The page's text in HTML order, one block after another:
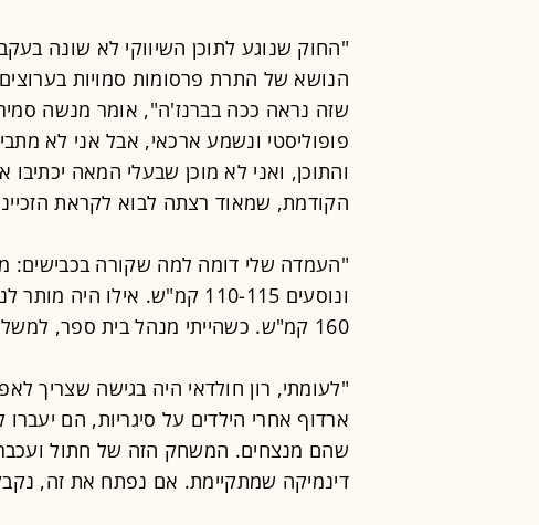
"החוק שנוגע לתוכן השיווקי לא שונה
הנושא של התרת פרסומות סמויות
שזה נראה ככה בברנז'ה", אומר מנשה
פופוליסטי ונשמע ארכאי, אבל אני לא
והתוכן, ואני לא מוכן שבעלי המאה
הקודמת, שמאוד רצתה לבוא לקראת
160 קמ"ש. כשהייתי מנהל בית ספר, למשל, אסרתי על התלמידים לעשן סיגריות.
"לעומתי, רון חולדאי היה בגישה שצריך
ארדוף אחרי הילדים על סיגריות, הם
שהם מנצחים. המשחק הזה של חתול
דינמיקה שמתקיימת. אם נפתח את זה,